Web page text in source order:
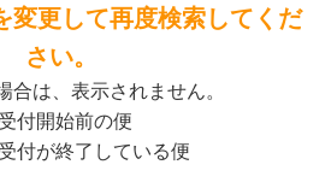
変更して再度検索してくだ
さい。
合は、表示されません。
付開始前の便
付が終了している便